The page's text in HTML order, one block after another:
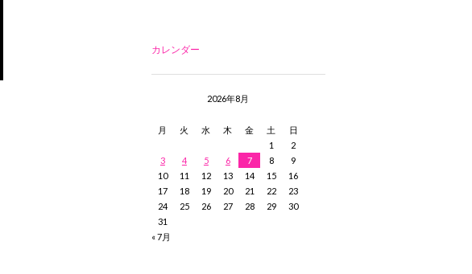
カレンダー
2026年8月
月 火 水 木 金 土
日
1
2
3
4 5 6 7 8
9
10
11 12 13 14 15
16
17
18 19 20 21 22
23
24
25 26 27 28 29
30
31
« 7月